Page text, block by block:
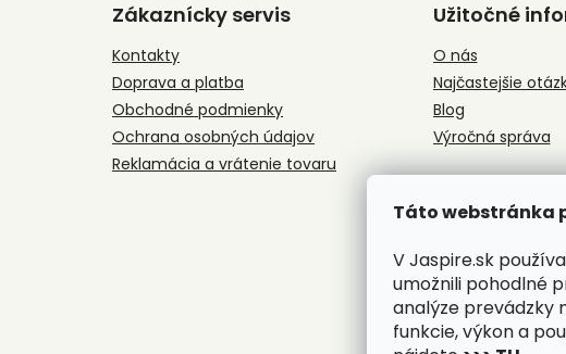
Táto webstránka
V Jaspire.sk
umožnili pohodlné
analýze prevádzky
funkcie, výkon a
Zákaznícky servis
Kontakty
Doprava a platba
Obchodné podmienky
Ochrana osobných údajov
Reklamácia a vrátenie tovaru
Užitočné
O nás
Najčastejšie
Blog
Výročná správa